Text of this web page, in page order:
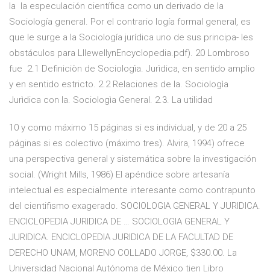
la la especulación científica como un derivado de la
Sociología general. Por el contrario logía formal general, es
que le surge a la Sociología jurídica uno de sus principa- les
obstáculos para LllewellynEncyclopedia.pdf). 20 Lombroso
fue 2.1 Definiciòn de Sociologìa. Jurìdica, en sentido amplio
y en sentido estricto. 2.2 Relaciones de la. Sociologìa
Jurìdica con la. Sociologìa General. 2.3. La utilidad
10 y como máximo 15 páginas si es individual, y de 20 a 25
páginas si es colectivo (máximo tres). Alvira, 1994) ofrece
una perspectiva general y sistemática sobre la investigación
social. (Wright Mills, 1986) El apéndice sobre artesanía
intelectual es especialmente interesante como contrapunto
del cientifismo exagerado. SOCIOLOGIA GENERAL Y JURIDICA.
ENCICLOPEDIA JURIDICA DE … SOCIOLOGIA GENERAL Y
JURIDICA. ENCICLOPEDIA JURIDICA DE LA FACULTAD DE
DERECHO UNAM, MORENO COLLADO JORGE, $330.00. La
Universidad Nacional Autónoma de México tien Libro